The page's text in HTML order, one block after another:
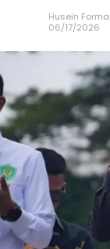
Husein
06/17/2026